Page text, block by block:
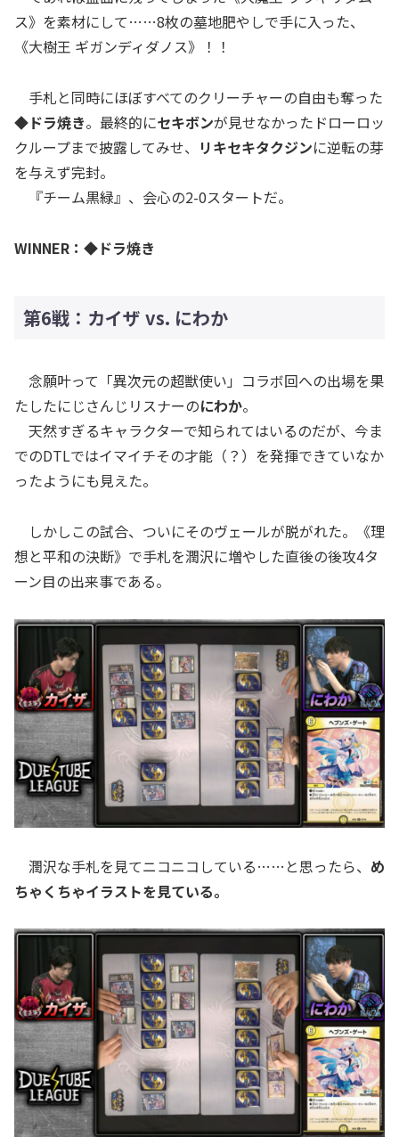
ス》を素材にして……8枚の墓地肥やしで手に入った、
《大樹王 ギガンディダノス》！！
手札と同時にほぼすべてのクリーチャーの自由も奪った
◆ドラ焼き。最終的にセキボンが見せなかったドローロッ
クループまで披露してみせ、 リキセキタクジンに逆転の芽
を与えず完封。
『チーム黒緑』、会心の2-0スタートだ。
WINNER：◆ドラ焼き
第6戦：カイザ vs. にわか
念願叶って「異次元の超獣使い」コラボ回への出場を果
たしたにじさんじリスナーのにわか。
天然すぎるキャラクターで知られてはいるのだが、今ま
でのDTLではイマイチその才能（？）を発揮できていなか
ったようにも見えた。
しかしこの試合、ついにそのヴェールが脱がれた。《理
想と平和の決断》で手札を潤沢に増やした直後の後攻4タ
ーン目の出来事である。
潤沢な手札を見てニコニコしている……と思ったら、 め
ちゃくちゃイラストを見ている。